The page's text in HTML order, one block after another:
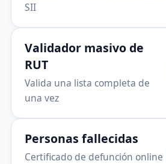
SII
Validador masivo de
RUT
Valida una lista completa de
una vez
Personas fallecidas
Certificado de defunción online